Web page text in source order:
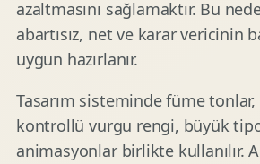
azaltmasını sağlamaktır. Bu
abartısız, net ve karar vericinin
uygun hazırlanır.
Tasarım sisteminde füme tonlar,
kontrollü vurgu rengi, büyük
animasyonlar birlikte kullanılır.